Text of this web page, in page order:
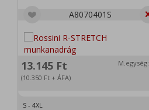
A8070401S
13.145 Ft
(10.350 Ft + ÁFA)
M.egység:
S - 4XL